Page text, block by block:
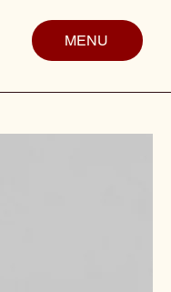
MENU